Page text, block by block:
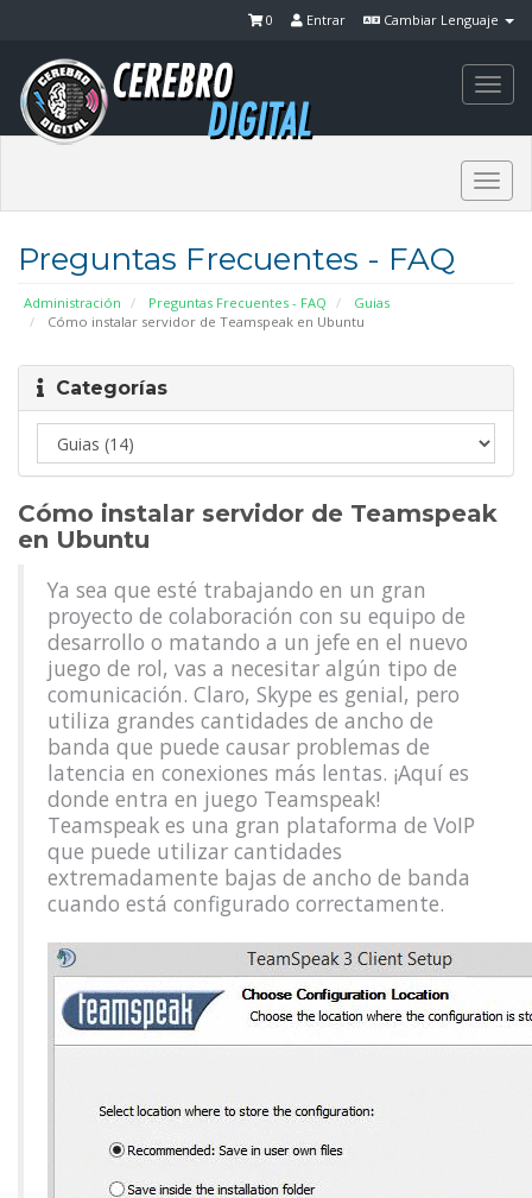
Cambiar Lenguaje
Entrar
0
Preguntas Frecuentes - FAQ
Administración Preguntas Frecuentes - FAQ
Guias
Cómo instalar servidor de Teamspeak en Ubuntu
Categorías
Cómo instalar servidor de Teamspeak
en Ubuntu
Ya sea que esté trabajando en un gran
proyecto de colaboración con su equipo de
desarrollo o matando a un jefe en el nuevo
juego de rol, vas a necesitar algún tipo de
comunicación. Claro, Skype es genial, pero
utiliza grandes cantidades de ancho de
banda que puede causar problemas de
latencia en conexiones más lentas. ¡Aquí es
donde entra en juego Teamspeak!
Teamspeak es una gran plataforma de VoIP
que puede utilizar cantidades
extremadamente bajas de ancho de banda
cuando está configurado correctamente.